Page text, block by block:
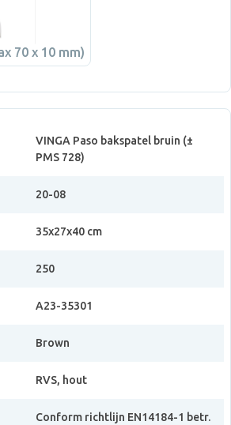
70 x 10 mm)
VINGA Paso bakspatel bruin (±
PMS 728)
20-08
35x27x40 cm
250
A23-35301
Brown
RVS, hout
Conform richtlijn EN14184-1 betr.